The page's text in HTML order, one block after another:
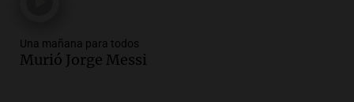
Audio.Ley de Propiedad Privada: el revés
en el Congreso expuso una debilidad
Una mañana para todos
Murió Jorge Messi